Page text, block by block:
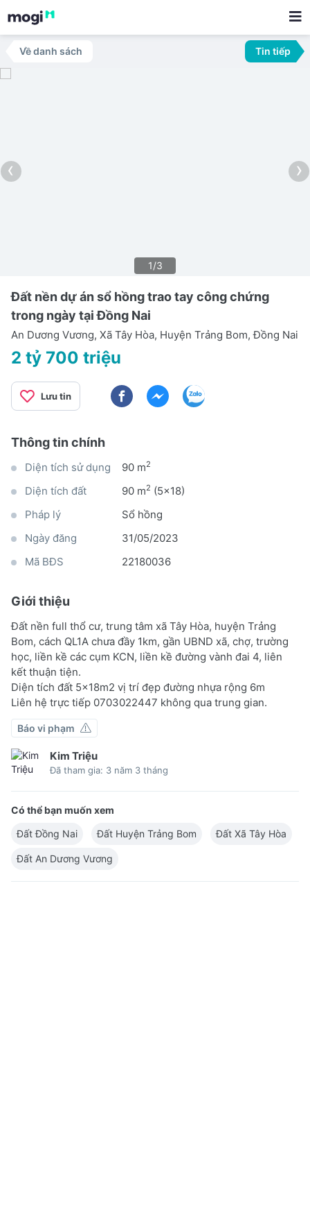
Về danh sách Tin tiếp
‹ ›
1/3
Đất nền dự án sổ hồng trao tay công chứng
trong ngày tại Đồng Nai
An Dương Vương, Xã Tây Hòa, Huyện Trảng Bom, Đồng Nai
2 tỷ 700 triệu
Lưu tin
Thông tin chính
Diện tích sử dụng 90 m2
Diện tích đất 90 m2 (5x18)
Pháp lý
Sổ hồng
Ngày đăng
31/05/2023
Mã BĐS
22180036
Giới thiệu
Đất nền full thổ cư, trung tâm xã Tây Hòa, huyện Trảng
Bom, cách QL1A chưa đầy 1km, gần UBND xã, chợ, trường
học, liền kề các cụm KCN, liền kề đường vành đai 4, liên
kết thuận tiện.
Diện tích đất 5x18m2 vị trí đẹp đường nhựa rộng 6m
Liên hệ trực tiếp 0703022447 không qua trung gian.
Báo vi phạm
Kim Triệu
Đã tham gia: 3 năm 3 tháng
Có thể bạn muốn xem
Đất Đồng Nai
Đất Huyện Trảng Bom Đất Xã Tây Hòa
Đất An Dương Vương